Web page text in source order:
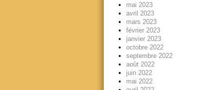
mai 2023
avril 2023
mars 2023
février 2023
janvier 2023
octobre 2022
septembre 2022
août 2022
juin 2022
mai 2022